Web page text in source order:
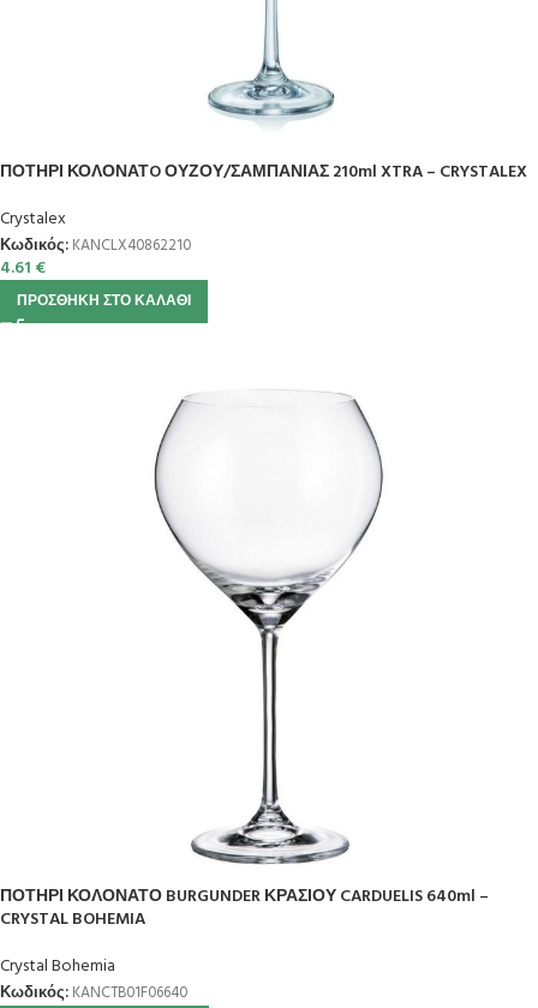
ΠΟΤΗΡΙ ΚΟΛΟΝΑΤO ΟΥΖΟΥ/ΣΑΜΠΑΝΙΑΣ 210ml XTRA – CRYSTALEX
Crystalex
Κωδικός: KANCLX40862210
4.61 €
ΠΡΟΣΘΉΚΗ ΣΤΟ ΚΑΛΆΘΙ
ΠΟΤΗΡΙ ΚΟΛΟΝΑΤΟ BURGUNDER ΚΡΑΣΙΟΥ CARDUELIS 640ml –
CRYSTAL BOHEMIA
Crystal Bohemia
Κωδικός: KANCTB01F06640